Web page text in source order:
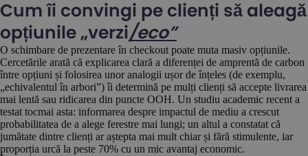
Cum îi convingi pe clienți să aleagă
opțiunile „verzi/eco”
O schimbare de prezentare în checkout poate muta masiv opțiunile.
Cercetările arată că explicarea clară a diferenței de amprentă de carbon
între opțiuni și folosirea unor analogii ușor de înțeles (de exemplu,
„echivalentul în arbori”) îi determină pe mulți clienți să accepte livrarea
mai lentă sau ridicarea din puncte OOH. Un studiu academic recent a
testat tocmai asta: informarea despre impactul de mediu a crescut
probabilitatea de a alege ferestre mai lungi; un altul a constatat că
jumătate dintre clienți ar aștepta mai mult chiar și fără stimulente, iar
proporția urcă la peste 70% cu un mic avantaj economic.